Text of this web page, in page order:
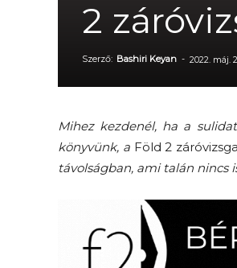
2
Szerző: Bashiri Keyan - 2022. máj.
Mihez kezdenél, ha a
könyvünk, aFöld 2 záróvizsga
távolságban, ami talán nincs